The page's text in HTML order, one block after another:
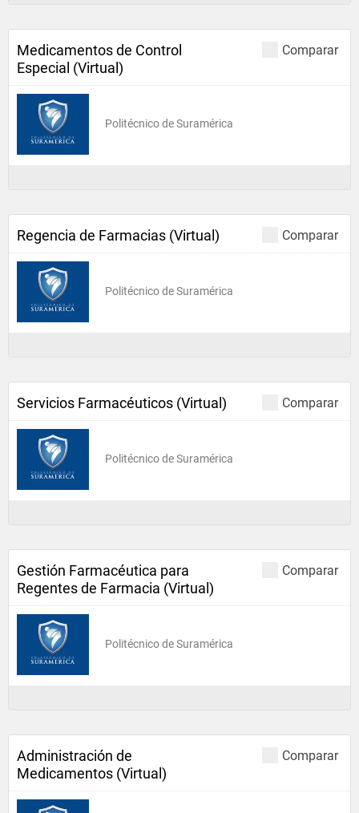
Comparar
Medicamentos de Control
Especial (Virtual)
Politécnico de Suramérica
Comparar
Regencia de Farmacias (Virtual)
Politécnico de Suramérica
Comparar
Servicios Farmacéuticos (Virtual)
Politécnico de Suramérica
Comparar
Gestión Farmacéutica para
Regentes de Farmacia (Virtual)
Politécnico de Suramérica
Comparar
Administración de
Medicamentos (Virtual)